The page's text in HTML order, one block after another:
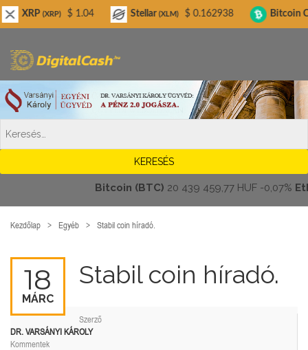
Bitcoin (BTC)20 439 459,77 HUF-0,07%
Kezdőlap Egyéb Stabil coin híradó.
18
MÁRC
Stabil coin híradó.
Szerző
DR. VARSÁNYI KÁROLY
Kommentek
$ 1.04 Stellar(XLM) $ 0.162938 Bitcoin Cash(BCH)
Digitalcash.hu